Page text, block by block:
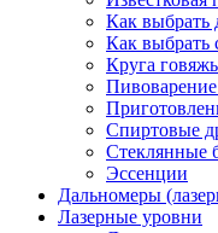
Как выбрать
Как выбрать
Круга
Спиртовые
Стеклянные
Эссенции
Дальномеры
Лазерные уровни